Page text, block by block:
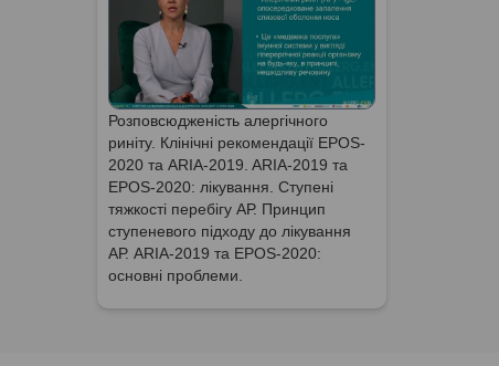
Розповсюдженість алергічного
риніту. Клінічні рекомендації EPOS-
2020 та ARIA-2019. ARIA-2019 та
EPOS-2020: лікування. Ступені
тяжкості перебігу АР. Принцип
ступеневого підходу до лікування
АР. ARIA-2019 та EPOS-2020:
основні проблеми.